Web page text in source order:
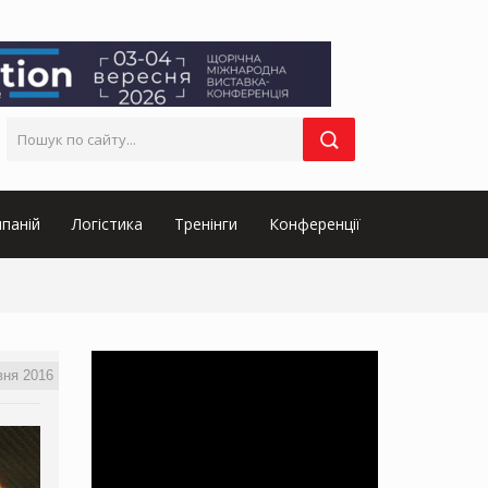
Логістика Тренінги Конференції
2016